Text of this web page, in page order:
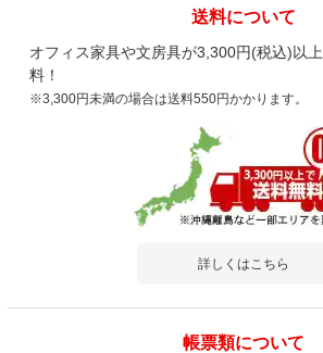
送料について
オフィス家具や文房具が3,300円(税込)以
料！
※3,300円未満の場合は送料550円かかります。
詳しくはこちら
帳票類について